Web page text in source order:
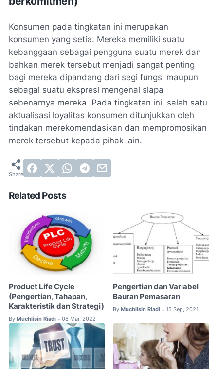
Konsumen pada tingkatan ini merupakan
konsumen yang setia. Mereka memiliki suatu
kebanggaan sebagai pengguna suatu merek dan
bahkan merek tersebut menjadi sangat penting
bagi mereka dipandang dari segi fungsi maupun
sebagai suatu ekspresi mengenai siapa
sebenarnya mereka. Pada tingkatan ini, salah satu
aktualisasi loyalitas konsumen ditunjukkan oleh
tindakan merekomendasikan dan mempromosikan
merek tersebut kepada pihak lain.
Related Posts
Product Life Cycle
(Pengertian, Tahapan,
Karakteristik dan Strategi)
By Muchlisin Riadi • 08 Mar, 2022
Pengertian dan Variabel
Bauran Pemasaran
By Muchlisin Riadi • 15 Sep, 2021